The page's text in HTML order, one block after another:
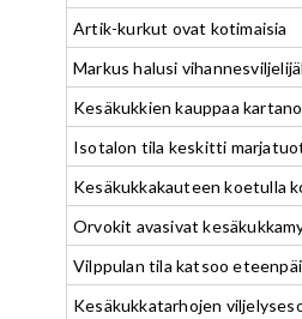
Artik-kurkut ovat kotimaisia
Markus halusi
Kesäkukkien kauppaa
Isotalon tila keskitti
Kesäkukkakauteen koetulla
Orvokit avasivat
Vilppulan tila katsoo
Kesäkukkatarhojen